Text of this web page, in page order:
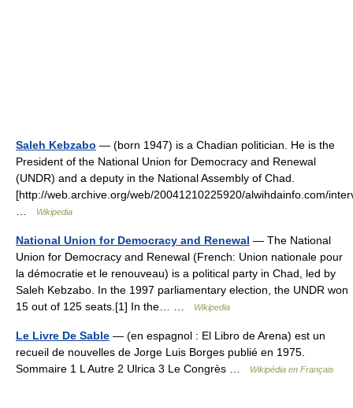
Saleh Kebzabo — (born 1947) is a Chadian politician. He is the
President of the National Union for Democracy and Renewal
(UNDR) and a deputy in the National Assembly of Chad.
[http://web.archive.org/web/20041210225920/alwihdainfo.com/
Wikipedia
National Union for Democracy and Renewal — The National
Union for Democracy and Renewal (French: Union nationale pour
la démocratie et le renouveau) is a political party in Chad, led by
Saleh Kebzabo. In the 1997 parliamentary election, the UNDR won
15 out of 125 seats.[1] In the… …
Wikipedia
Le Livre De Sable — (en espagnol : El Libro de Arena) est un
recueil de nouvelles de Jorge Luis Borges publié en 1975.
Sommaire 1 L Autre 2 Ulrica 3 Le Congrès …
Wikipédia en Français